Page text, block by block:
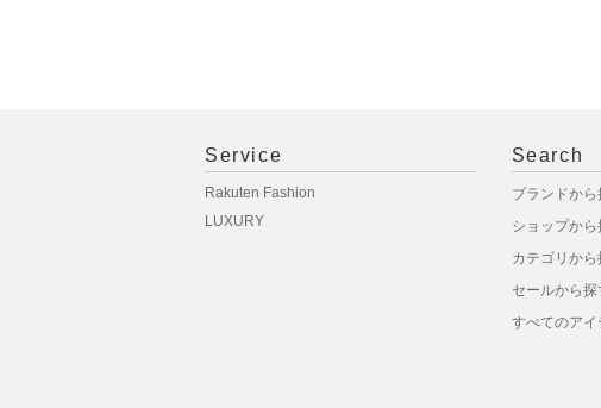
Service
Rakuten Fashion
LUXURY
Search
ブランドから
ショップから
カテゴリから
セールから探
すべてのアイ